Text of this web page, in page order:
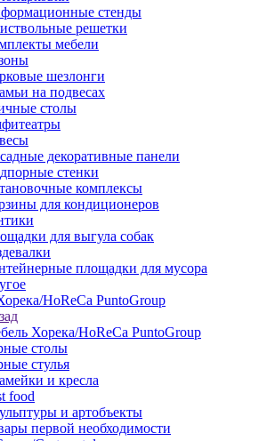
стенды
решетки
мебели
шезлонги
на подвесах
столы
декоративные панели
стенки
комплексы
для кондиционеров
для выгула собак
площадки для мусора
HoReCa PuntoGroup
Хорека/HoReCa PuntoGroup
столы
стулья
и кресла
food
и артобъекты
первой необходимости